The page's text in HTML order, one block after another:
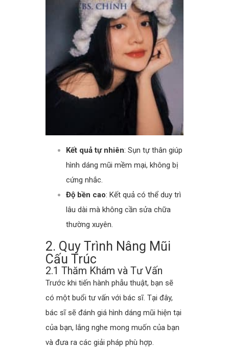
Kết quả tự nhiên: Sụn tự thân giúp
hình dáng mũi mềm mại, không bị
cứng nhắc.
Độ bền cao: Kết quả có thể duy trì
lâu dài mà không cần sửa chữa
thường xuyên.
2. Quy Trình Nâng Mũi
Cấu Trúc
2.1 Thăm Khám và Tư Vấn
Trước khi tiến hành phẫu thuật, bạn sẽ
có một buổi tư vấn với bác sĩ. Tại đây,
bác sĩ sẽ đánh giá hình dáng mũi hiện tại
của bạn, lắng nghe mong muốn của bạn
và đưa ra các giải pháp phù hợp.